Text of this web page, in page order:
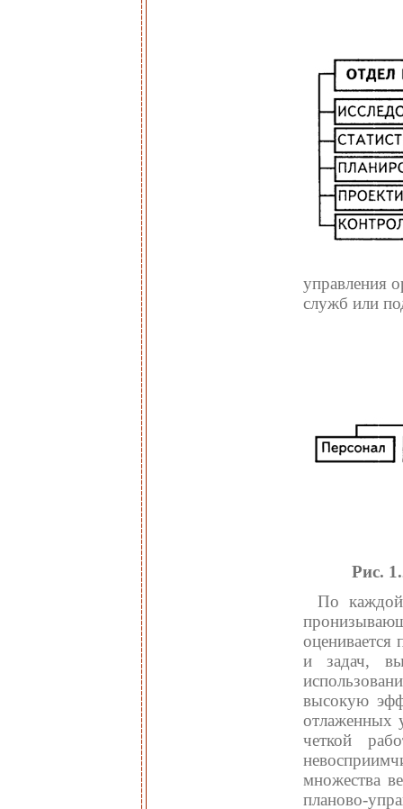
управления
служб или
Рис.
По каждой
и задач,
высокую
отлаженных
четкой
множества
планово-